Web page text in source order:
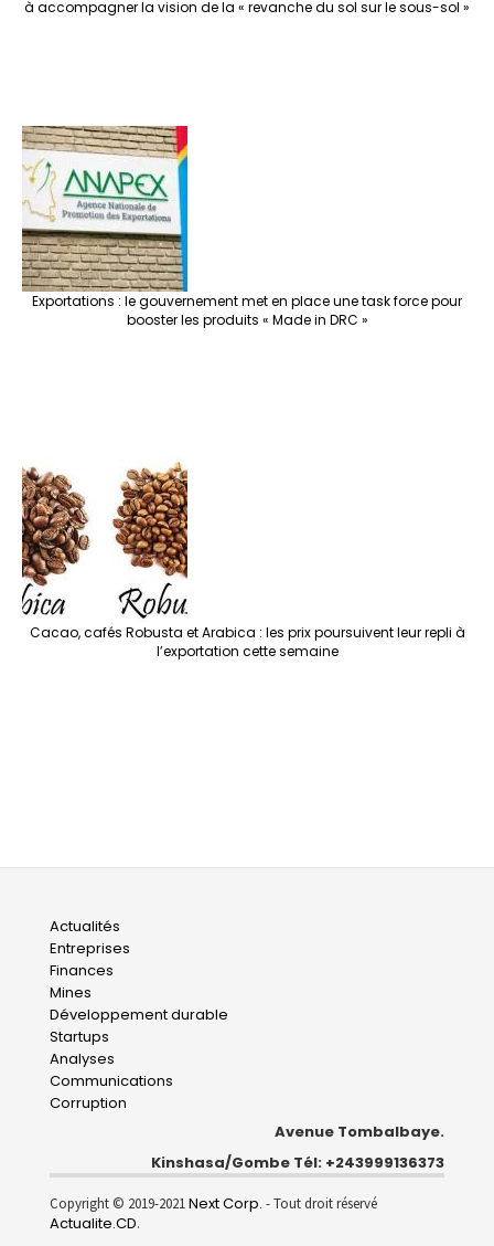
à accompagner la vision de la « revanche du sol sur le sous-sol »
Exportations : le gouvernement met en place une task force pour
booster les produits « Made in DRC »
Cacao, cafés Robusta et Arabica : les prix poursuivent leur repli à
l’exportation cette semaine
Main
navigation
Actualités
Entreprises
Finances
Mines
Développement durable
Startups
Analyses
Communications
Corruption
Avenue Tombalbaye.
Kinshasa/Gombe Tél: +243999136373
Copyright © 2019-2021Next Corp. - Tout droit réservé
Actualite.CD.